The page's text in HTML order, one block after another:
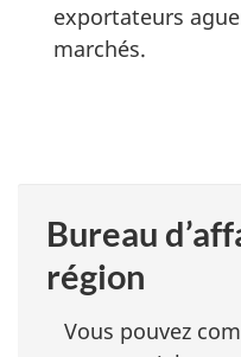
exportateurs
marchés.
Bureau
région
Vous pouvez